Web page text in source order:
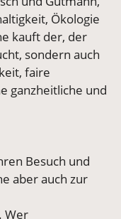
Ökologie
kauft der, der
sondern auch
faire
ganzheitliche und
Besuch und
aber auch zur
Wer